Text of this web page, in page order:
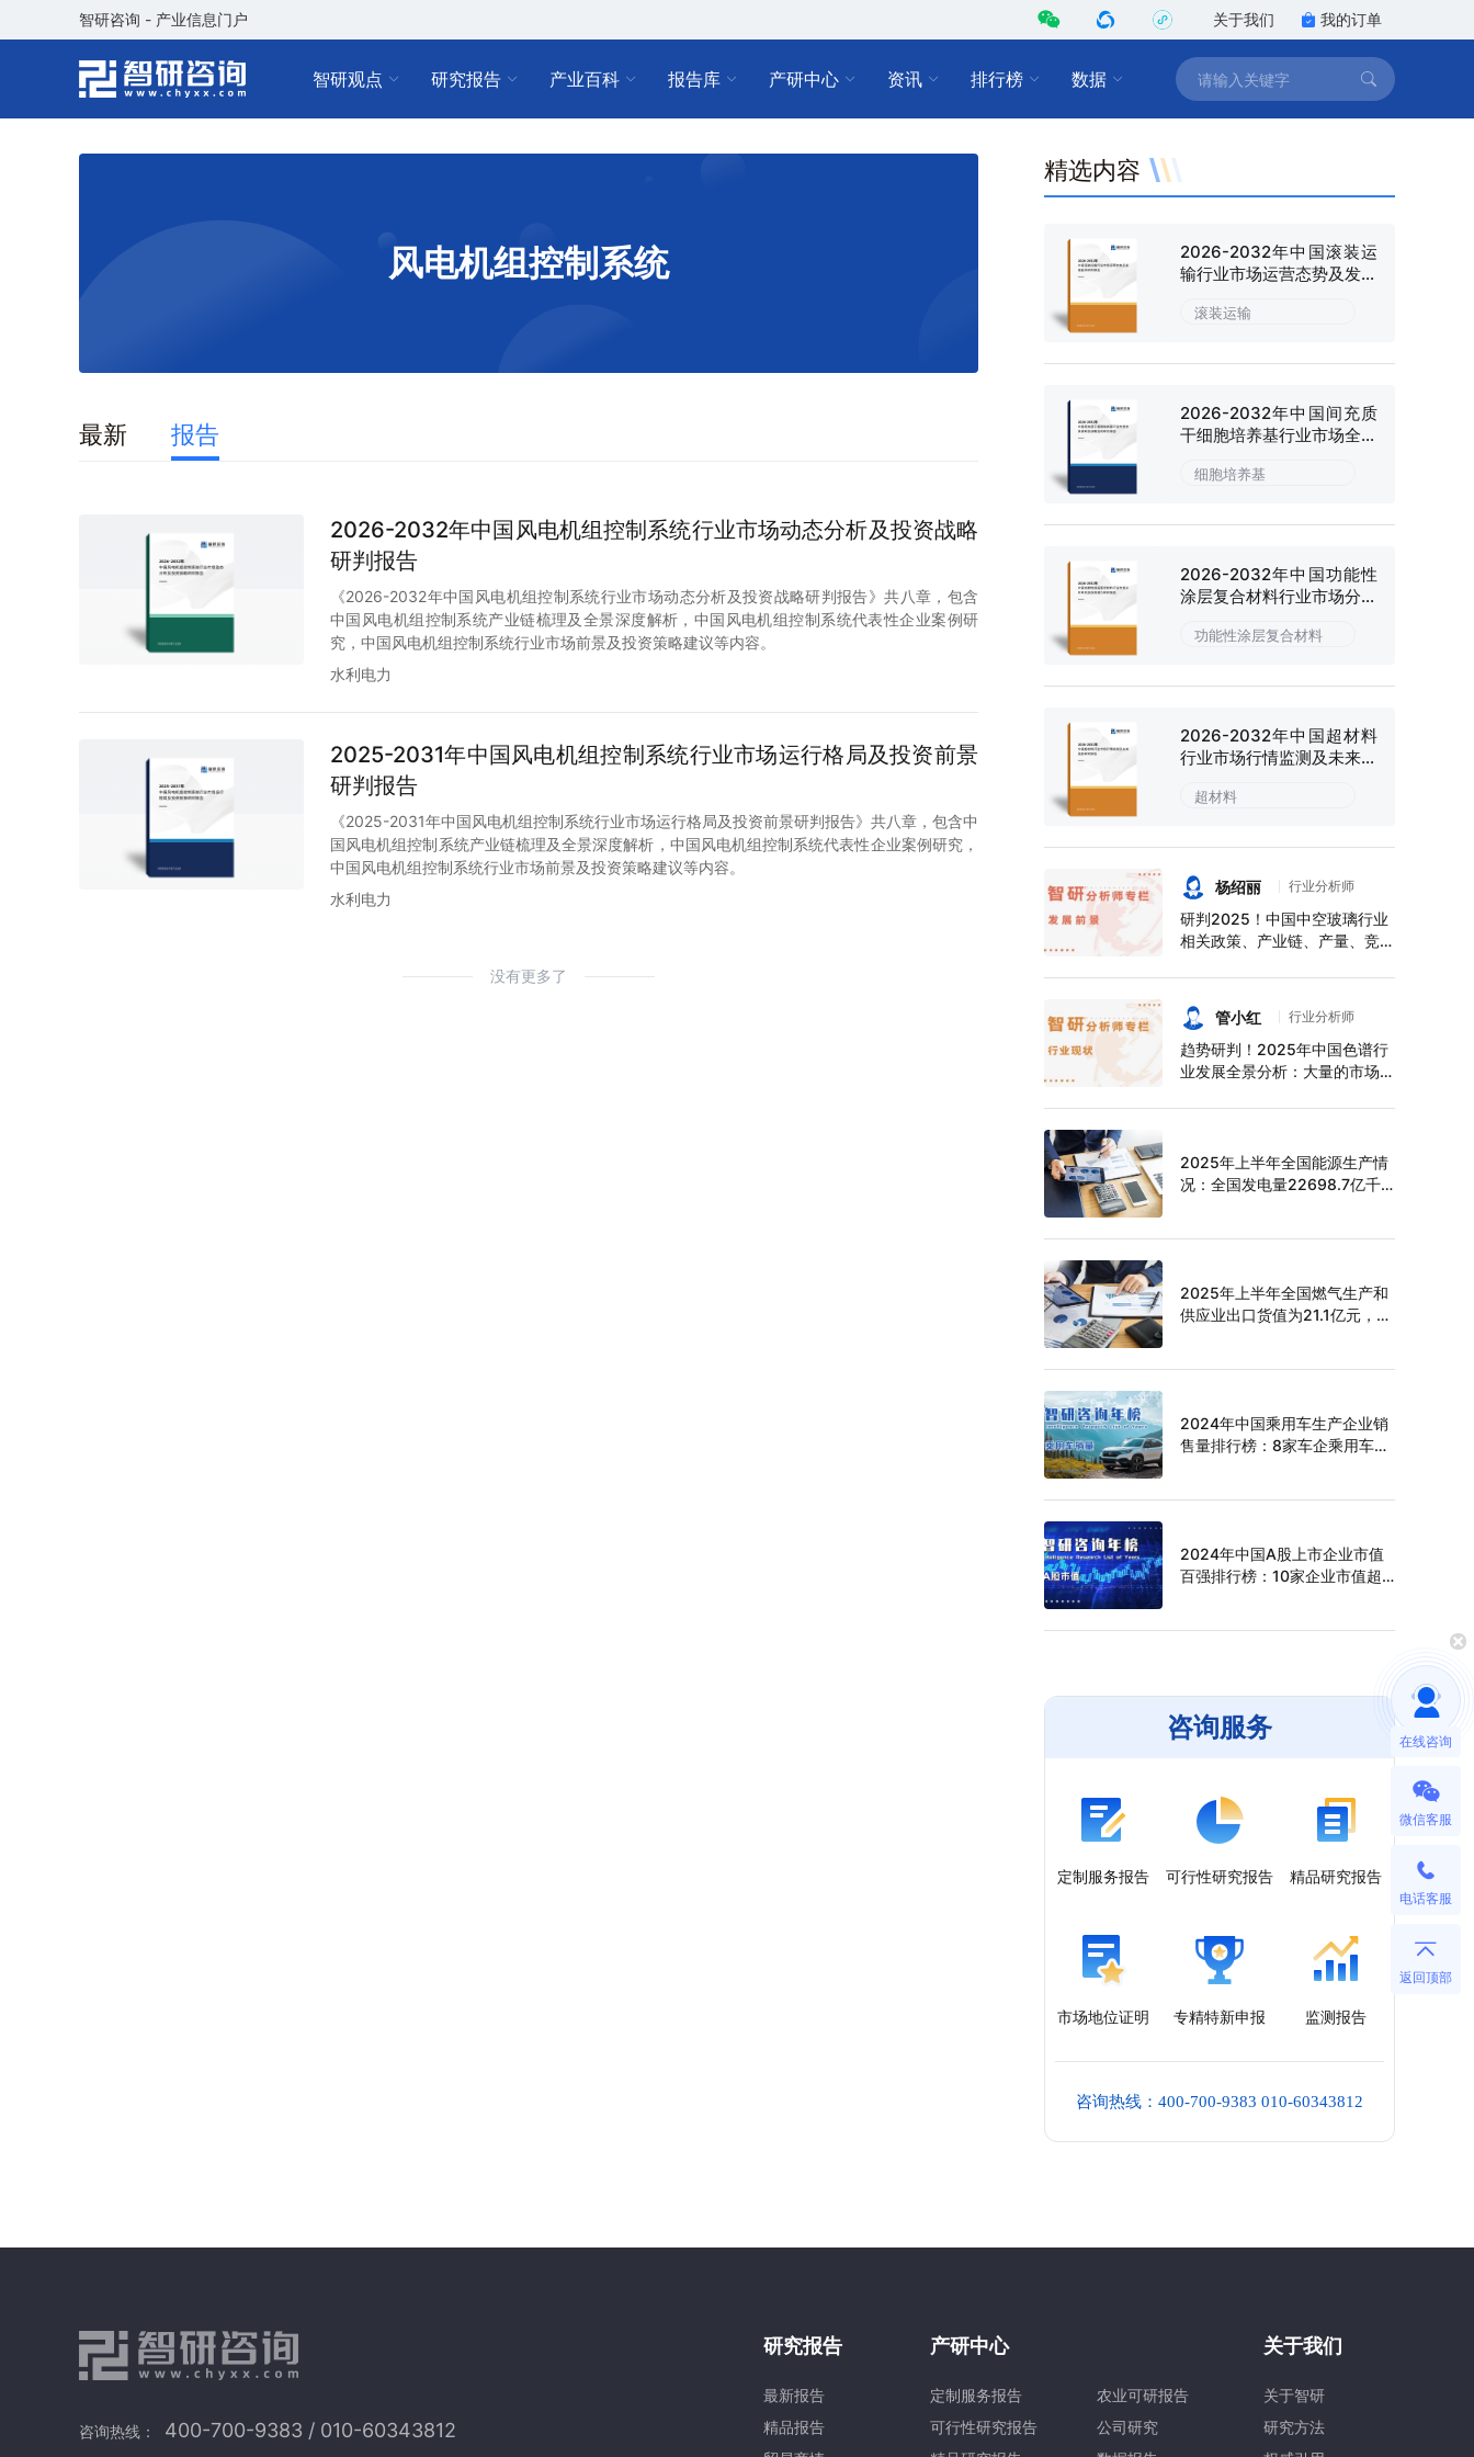
智研咨询 - 产业信息门户 关于我们 我的订单
智研观点 研究报告 产业百科 报告库 产研中心 资讯 排行榜 数据
风电机组控制系统
最新 报告
2026-2032年中国风电机组控制系统行业市场动态分析及投资战略
研判报告
《2026-2032年中国风电机组控制系统行业市场动态分析及投资战略研判报告》共八章，包含
中国风电机组控制系统产业链梳理及全景深度解析，中国风电机组控制系统代表性企业案例研
究，中国风电机组控制系统行业市场前景及投资策略建议等内容。
水利电力
2025-2031年中国风电机组控制系统行业市场运行格局及投资前景
研判报告
《2025-2031年中国风电机组控制系统行业市场运行格局及投资前景研判报告》共八章，包含中
国风电机组控制系统产业链梳理及全景深度解析，中国风电机组控制系统代表性企业案例研究，
中国风电机组控制系统行业市场前景及投资策略建议等内容。
水利电力
没有更多了
精选内容
2026-2032年中国滚装运
输行业市场运营态势及发展
滚装运输
2026-2032年中国间充质
干细胞培养基行业市场全景
细胞培养基
2026-2032年中国功能性
涂层复合材料行业市场分析
功能性涂层复合材料
2026-2032年中国超材料
行业市场行情监测及未来趋
超材料
杨绍丽 行业分析师
研判2025！中国中空玻璃行业
相关政策、产业链、产量、竞争
持续增长，上半年中空玻璃产量
达6124万平方米[图]
管小红 行业分析师
趋势研判！2025年中国色谱行
业发展全景分析：大量的市场需
规模不断扩大，进口替代趋势明
2025年上半年全国能源生产情
况：全国发电量22698.7亿千
2025年上半年全国燃气生产和
供应业出口货值为21.1亿元，累
2024年中国乘用车生产企业销
售量排行榜：8家车企乘用车销
2024年中国A股上市企业市值
百强排行榜：10家企业市值超
咨询服务
定制服务报告 可行性研究报告 精品研究报告
市场地位证明 专精特新申报 监测报告
咨询热线：400-700-9383 010-60343812
在线咨询
微信客服
电话客服
返回顶部
咨询热线：
400-700-9383 / 010-60343812
研究报告
最新报告
精品报告
产研中心
定制服务报告
可行性研究报告
农业可研报告
公司研究
关于我们
关于智研
研究方法